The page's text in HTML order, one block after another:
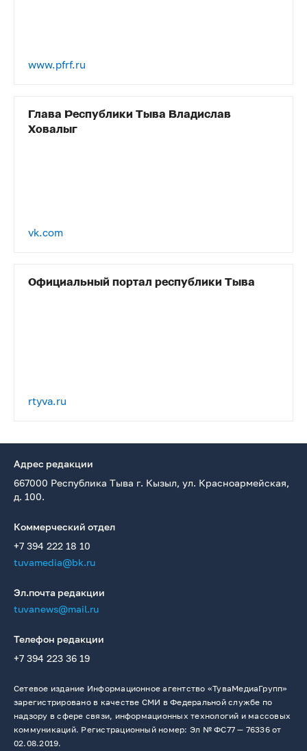
www.pfrf.ru
Глава Республики Тыва Владислав
Ховалыг
vk.com
Официальный портал республики Тыва
rtyva.ru
Адрес редакции
667000 Республика Тыва г. Кызыл, ул. Красноармейская,
д. 100.
Коммерческий отдел
+7 394 222 18 10
tuvamedia@bk.ru
Эл.почта редакции
tuvanews@mail.ru
Телефон редакции
+7 394 223 36 19
Сетевое издание Информационное агентство «ТуваМедиаГрупп»
зарегистрировано в качестве СМИ в Федеральной службе по
надзору в сфере связи, информационных технологий и массовых
коммуникаций. Регистрационный номер: Эл № ФС77 — 76336 от
02.08.2019.